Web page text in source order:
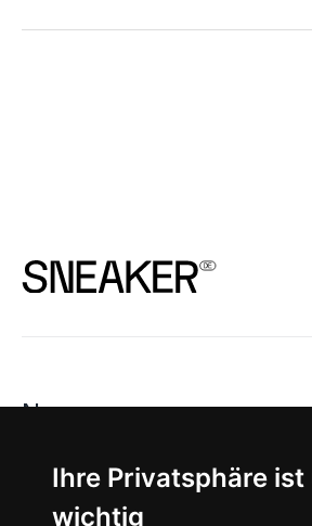
Ihre Privatsphäre ist
wichtig
News
About